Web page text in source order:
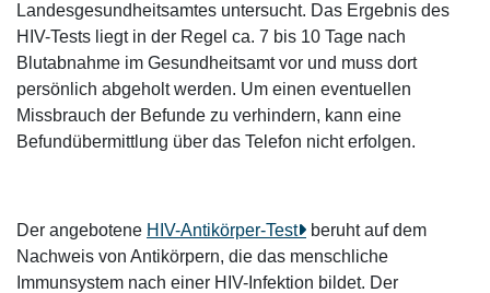
Landesgesundheitsamtes untersucht. Das Ergebnis des
HIV-Tests liegt in der Regel ca. 7 bis 10 Tage nach
Blutabnahme im Gesundheitsamt vor und muss dort
persönlich abgeholt werden. Um einen eventuellen
Missbrauch der Befunde zu verhindern, kann eine
Befundübermittlung über das Telefon nicht erfolgen.
Der angebotene HIV-Antikörper-Test
beruht auf dem
Nachweis von Antikörpern, die das menschliche
Immunsystem nach einer HIV-Infektion bildet. Der